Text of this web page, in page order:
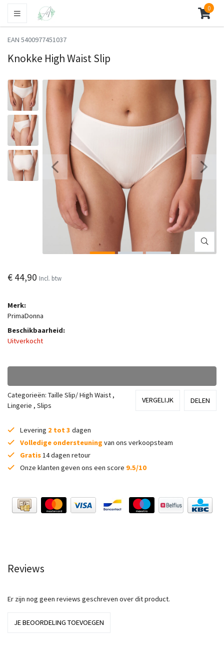
0
EAN 5400977451037
Knokke High Waist Slip
€ 44,90 Incl. btw
Merk:
PrimaDonna
Beschikbaarheid:
Uitverkocht
Categorieën: Taille Slip/ High Waist ,
Lingerie , Slips
VERGELIJK DELEN
Levering 2 tot 3 dagen
Volledige ondersteuning van ons verkoopsteam
Gratis14 dagen retour
Onze klanten geven ons een score 9.5/10
Reviews
Er zijn nog geen reviews geschreven over dit product.
JE BEOORDELING TOEVOEGEN